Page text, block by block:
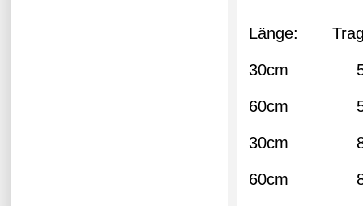
Länge:
30cm
60cm
30cm
60cm